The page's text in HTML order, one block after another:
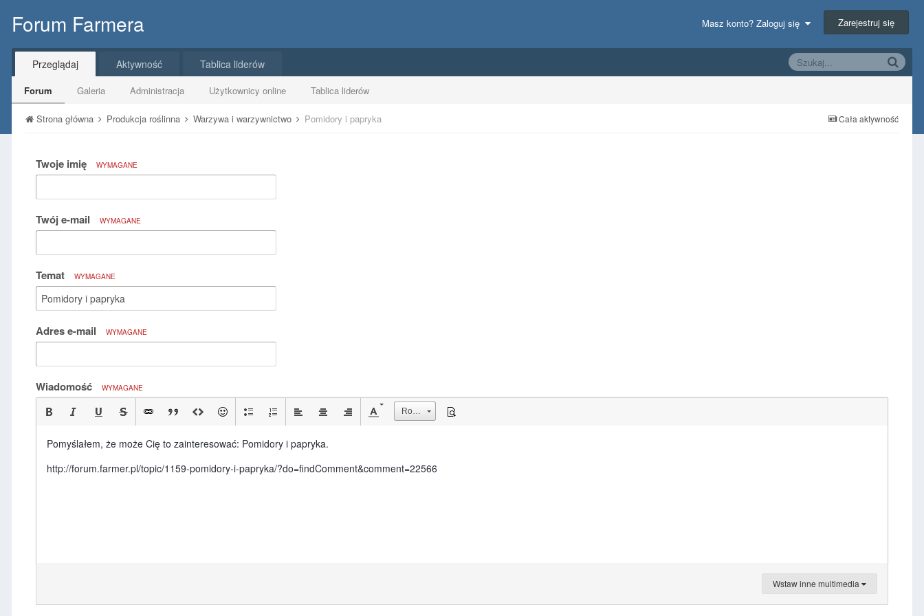
Forum Farmera Masz konto? Zaloguj się Zarejestruj się
Przeglądaj
Forum Galeria Administracja Użytkownicy online Tablica liderów
Aktywność Tablica liderów
Cała aktywność
Strona główna Produkcja roślinna Warzywa i warzywnictwo Pomidory i papryka
Twoje imię WYMAGANE
Twój e-mail WYMAGANE
Temat WYMAGANE
Adres e-mail WYMAGANE
Wiadomość WYMAGANE
Rozmiar
Pomyślałem, że może Cię to zainteresować: Pomidory i papryka.
http://forum.farmer.pl/topic/1159-pomidory-i-papryka/?do=findComment&comment=22566
Wstaw inne multimedia